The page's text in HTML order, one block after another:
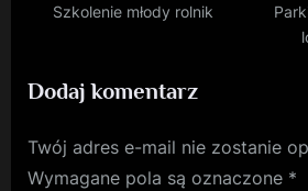
Szkolenie młody rolnik
Dodaj komentarz
Twój adres e-mail nie zostanie
Wymagane pola są oznaczone *